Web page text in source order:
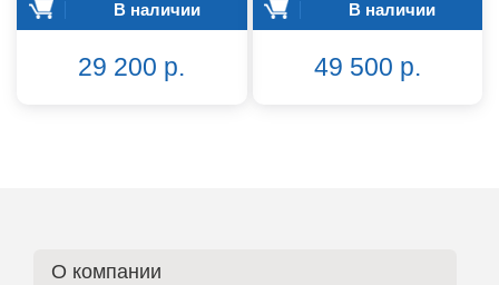
В наличии
29 200 р.
В наличии
49 500 р.
О компании